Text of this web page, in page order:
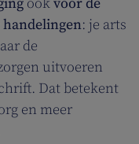
ookvoor de
handelingen: je arts
de
uitvoeren
Dat betekent
en meer